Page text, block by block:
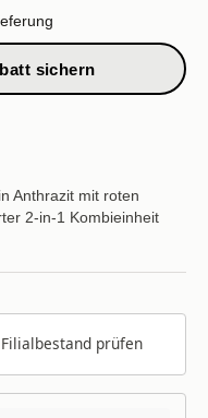
sichern
Anthrazit mit roten
2-in-1 Kombieinheit
Filialbestand prüfen